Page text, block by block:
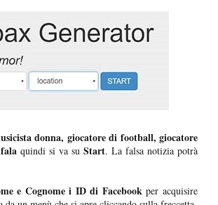
donna, giocatore di football, giocatore
quindi si va suStart. La falsa notizia potrà
e Cognome i ID di Facebookper acquisire